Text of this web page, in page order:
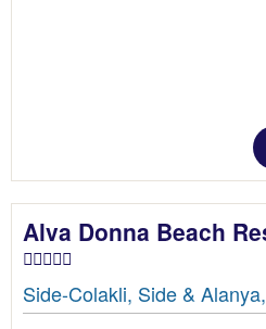
Alva Donna Beach
Side-Colakli, Side &